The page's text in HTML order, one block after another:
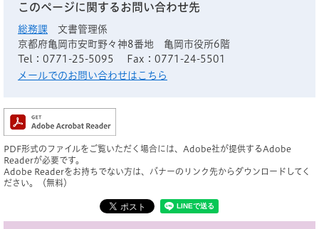
このページに関するお問い合わせ先
総務課
文書管理係
京都府亀岡市安町野々神8番地 亀岡市役所6階
Tel：0771-25-5095
Fax：0771-24-5501
メールでのお問い合わせはこちら
PDF形式のファイルをご覧いただく場合には、Adobe社が提供するAdobe
Readerが必要です。
Adobe Readerをお持ちでない方は、バナーのリンク先からダウンロードしてく
ださい。（無料）